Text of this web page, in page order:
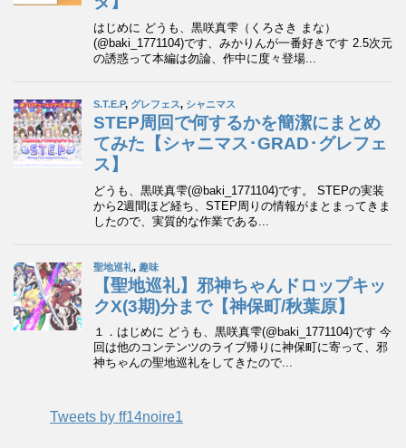
Tweets by ff14noire1